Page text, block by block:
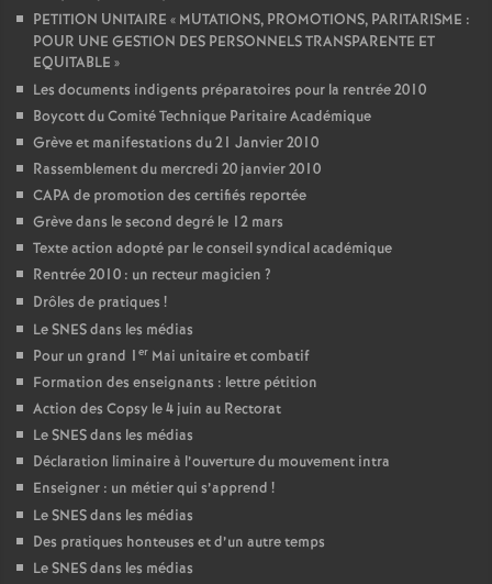
PETITION UNITAIRE « MUTATIONS, PROMOTIONS, PARITARISME :
POUR UNE GESTION DES PERSONNELS TRANSPARENTE ET
EQUITABLE »
Les documents indigents préparatoires pour la rentrée 2010
Boycott du Comité Technique Paritaire Académique
Grève et manifestations du 21 Janvier 2010
Rassemblement du mercredi 20 janvier 2010
CAPA de promotion des certifiés reportée
Grève dans le second degré le 12 mars
Texte action adopté par le conseil syndical académique
Rentrée 2010 : un recteur magicien ?
Drôles de pratiques !
Le SNES dans les médias
Pour un grand 1 er Mai unitaire et combatif
Formation des enseignants : lettre pétition
Action des Copsy le 4 juin au Rectorat
Le SNES dans les médias
Déclaration liminaire à l’ouverture du mouvement intra
Enseigner : un métier qui s’apprend !
Le SNES dans les médias
Des pratiques honteuses et d’un autre temps
Le SNES dans les médias